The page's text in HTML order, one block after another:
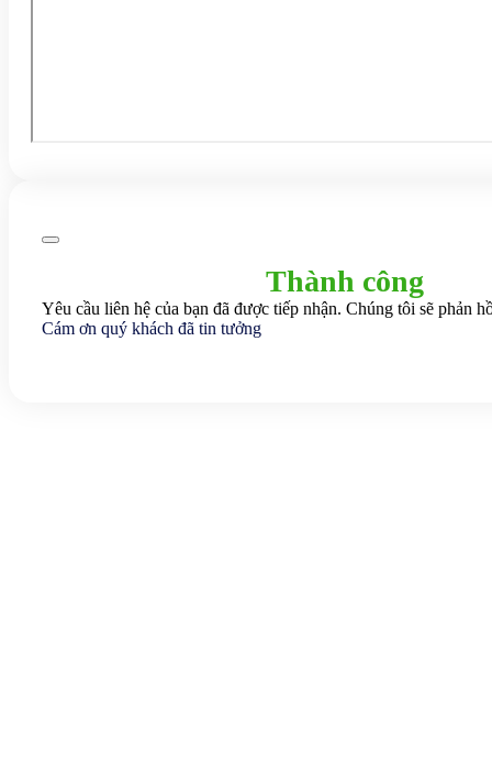
Thành công
Yêu cầu liên hệ của bạn đã được tiếp nhận. Chúng tôi sẽ phản
Cám ơn quý khách đã tin tưởng